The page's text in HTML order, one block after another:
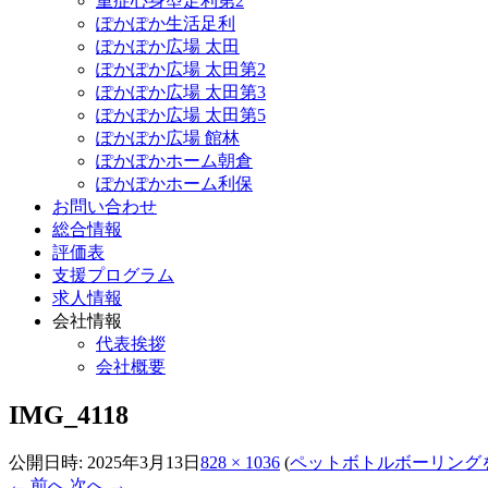
ぽかぽか生活足利
ぽかぽか広場 太田
ぽかぽか広場 太田第2
ぽかぽか広場 太田第3
ぽかぽか広場 太田第5
ぽかぽか広場 館林
ぽかぽかホーム朝倉
ぽかぽかホーム利保
お問い合わせ
総合情報
評価表
支援プログラム
求人情報
会社情報
代表挨拶
会社概要
IMG_4118
公開日時: 2025年3月13日 828 × 1036 (ペットボトルボーリング